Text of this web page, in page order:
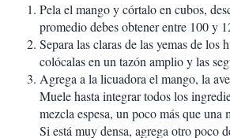
Pela el mango y córtalo en cubos,
promedio debes obtener entre 100 y
Separa las claras de las yemas de los
colócalas en un tazón amplio y las
Agrega a la licuadora el mango, la
Muele hasta integrar todos los
mezcla espesa, un poco más que una
Si está muy densa, agrega otro poco